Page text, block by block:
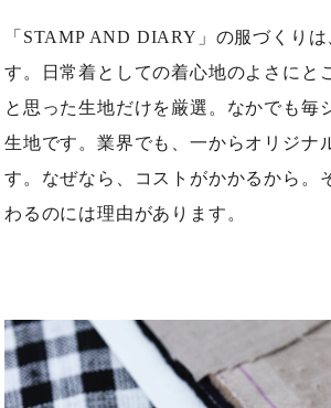
「STAMP AND DIARY」の服づくり
す。日常着としての着心地のよさにと
と思った生地だけを厳選。なかでも
生地です。業界でも、一からオリジナ
す。なぜなら、コストがかかるから
わるのには理由があります。